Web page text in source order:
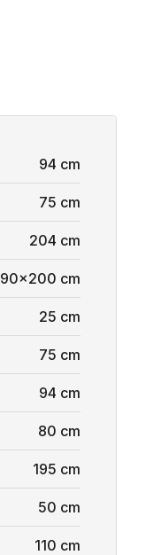
94 cm
75 cm
204 cm
90x200 cm
25 cm
75 cm
94 cm
80 cm
195 cm
50 cm
110 cm